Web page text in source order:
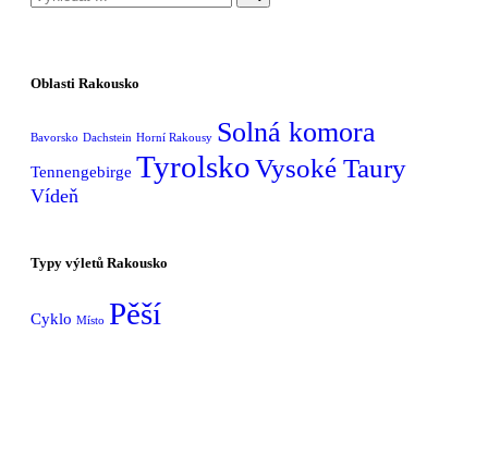
Oblasti Rakousko
Bavorsko Dachstein Horní Rakousy Solná komora
Tennengebirge TyrolskoVysoké Taury
Vídeň
Typy výletů Rakousko
Cyklo Místo Pěší